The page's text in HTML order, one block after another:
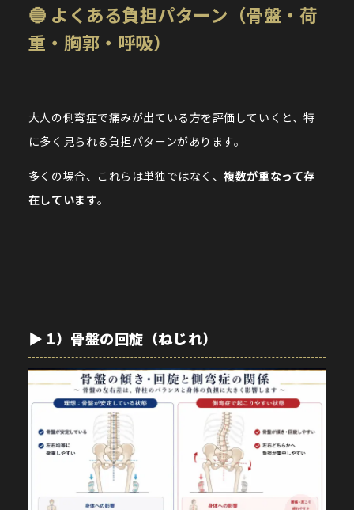
🔵 よくある負担パターン（骨盤・荷
重・胸郭・呼吸）
大人の側弯症で痛みが出ている方を評価していくと、特
に多く見られる負担パターンがあります。
多くの場合、これらは単独ではなく、複数が重なって存
在しています。
▶︎ 1）骨盤の回旋（ねじれ）